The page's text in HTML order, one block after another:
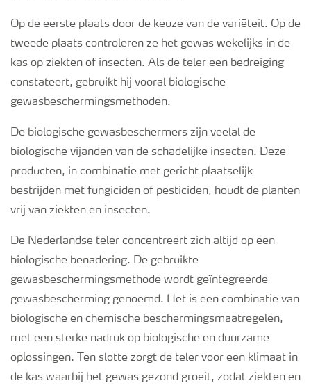
Op de eerste plaats door de keuze van de variëteit. Op de
tweede plaats controleren ze het gewas wekelijks in de
kas op ziekten of insecten. Als de teler een bedreiging
constateert, gebruikt hij vooral biologische
gewasbeschermingsmethoden.
De biologische gewasbeschermers zijn veelal de
biologische vijanden van de schadelijke insecten. Deze
producten, in combinatie met gericht plaatselijk
bestrijden met fungiciden of pesticiden, houdt de planten
vrij van ziekten en insecten.
De Nederlandse teler concentreert zich altijd op een
biologische benadering. De gebruikte
gewasbeschermingsmethode wordt geïntegreerde
gewasbescherming genoemd. Het is een combinatie van
biologische en chemische beschermingsmaatregelen,
met een sterke nadruk op biologische en duurzame
oplossingen. Ten slotte zorgt de teler voor een klimaat in
de kas waarbij het gewas gezond groeit, zodat ziekten en